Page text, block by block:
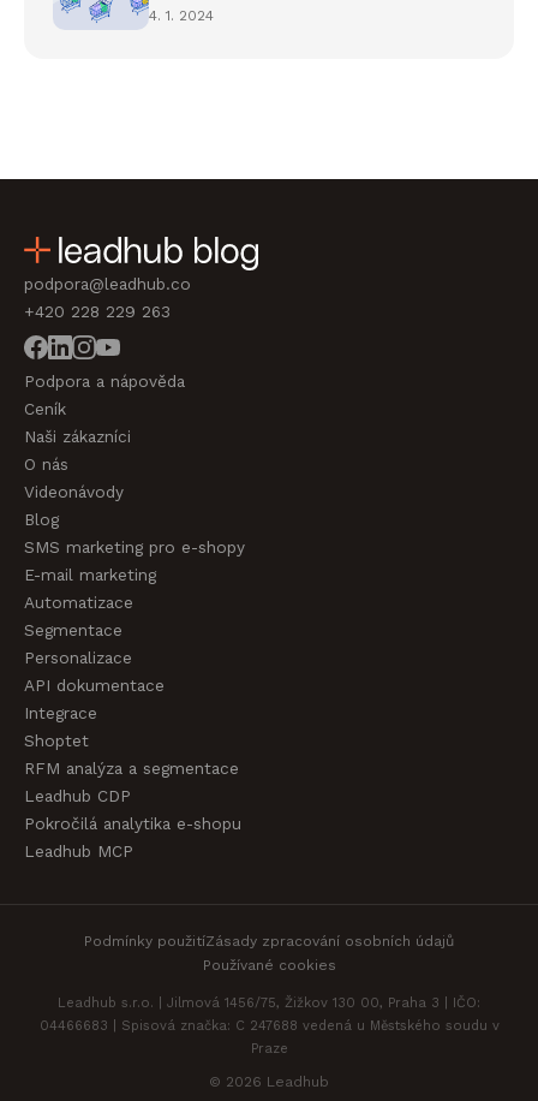
4. 1. 2024
podpora@leadhub.co
+420 228 229 263
Podpora a nápověda
Ceník
Naši zákazníci
O nás
Videonávody
Blog
SMS marketing pro e-shopy
E-mail marketing
Automatizace
Segmentace
Personalizace
API dokumentace
Integrace
Shoptet
RFM analýza a segmentace
Leadhub CDP
Pokročilá analytika e-shopu
Leadhub MCP
Podmínky použitíZásady zpracování osobních údajů
Používané cookies
Leadhub s.r.o. | Jilmová 1456/75, Žižkov 130 00, Praha 3 | IČO:
04466683 | Spisová značka: C 247688 vedená u Městského soudu v
Praze
© 2026 Leadhub